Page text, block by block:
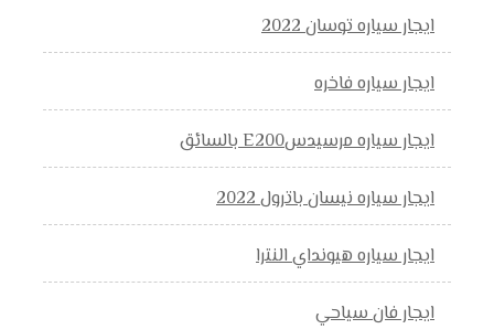
ايجار سياره توسان 2022
ايجار سياره فاخره
ايجار سياره مرسيدسE200 بالسائق
ايجار سياره نيسان باترول 2022
ايجار سياره هيونداي النترا
ايجار فان سياحي